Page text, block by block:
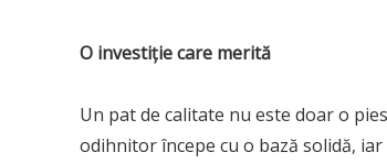
O investiție care merită
Un pat de calitate nu este doar o
odihnitor începe cu o bază solidă,